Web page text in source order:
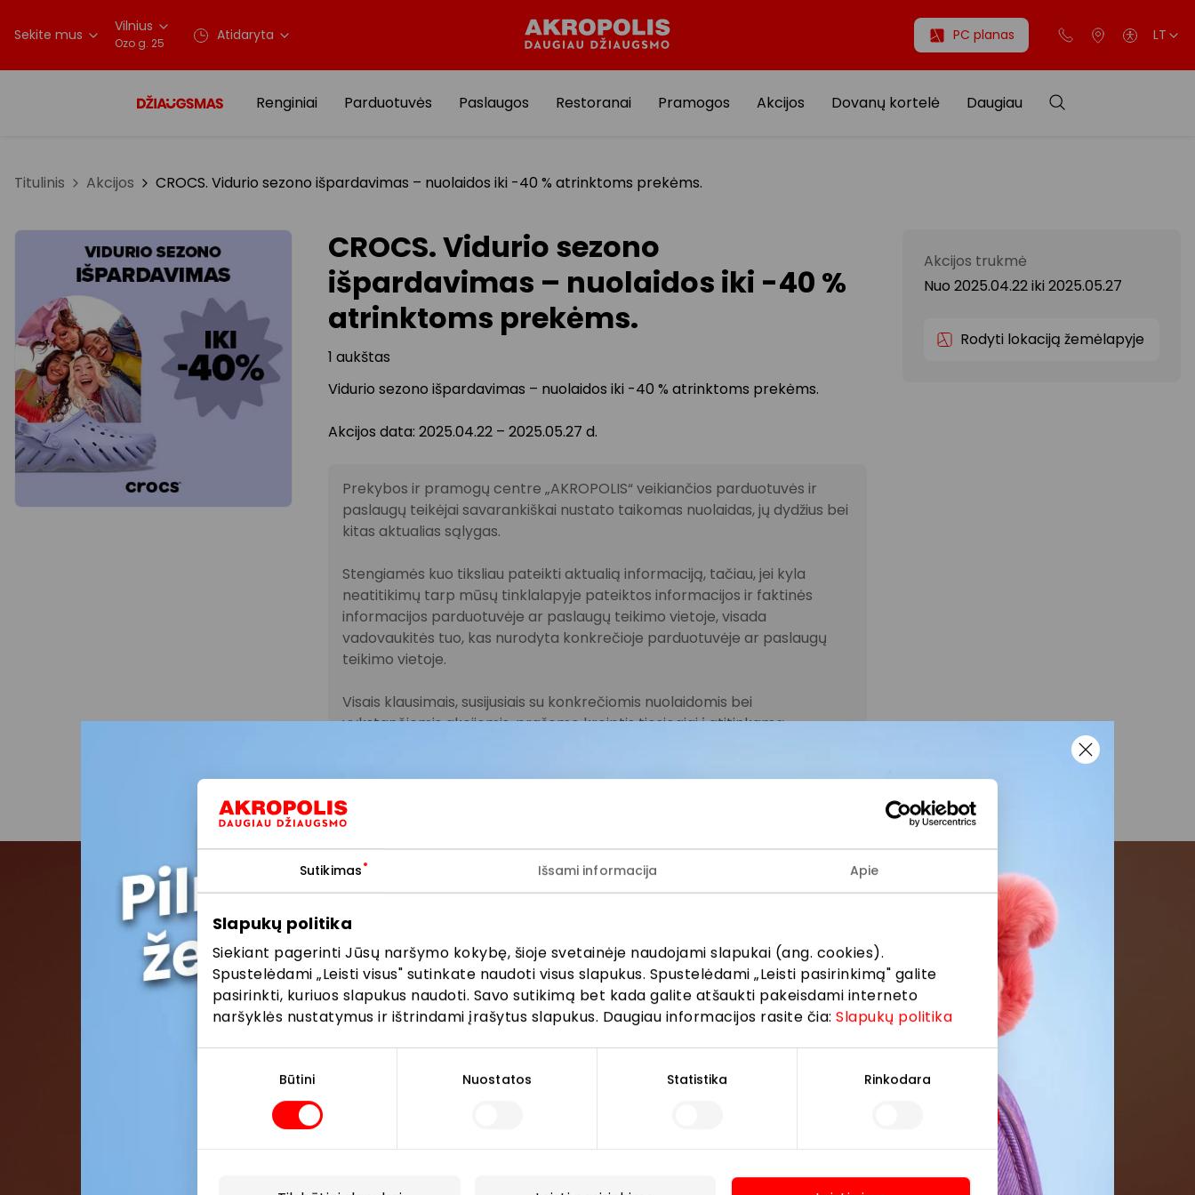
Sutikimas Išsami informacija Apie
Slapukų politika
Siekiant pagerinti Jūsų naršymo kokybę, šioje svetainėje naudojami slapukai (ang. cookies).
Spustelėdami „Leisti visus" sutinkate naudoti visus slapukus. Spustelėdami „Leisti pasirinkimą" galite
pasirinkti, kuriuos slapukus naudoti. Savo sutikimą bet kada galite atšaukti pakeisdami interneto
naršyklės nustatymus ir ištrindami įrašytus slapukus. Daugiau informacijos rasite čia:Slapukų politika
Būtini Nuostatos Statistika Rinkodara
Sekite mus Vilnius
Ozo g. 25 Atidaryta PC planas LT
Renginiai Parduotuvės Paslaugos Restoranai Pramogos Akcijos Dovanų kortelė Daugiau
Titulinis Akcijos CROCS. Vidurio sezono išpardavimas – nuolaidos iki -40 % atrinktoms prekėms.
CROCS. Vidurio sezono
išpardavimas – nuolaidos iki -40 %
atrinktoms prekėms.
1 aukštas
Vidurio sezono išpardavimas – nuolaidos iki -40 % atrinktoms prekėms.
Akcijos data: 2025.04.22 – 2025.05.27 d.
Prekybos ir pramogų centre „AKROPOLIS“ veikiančios parduotuvės ir
paslaugų teikėjai savarankiškai nustato taikomas nuolaidas, jų dydžius bei
kitas aktualias sąlygas.
Stengiamės kuo tiksliau pateikti aktualią informaciją, tačiau, jei kyla
neatitikimų tarp mūsų tinklalapyje pateiktos informacijos ir faktinės
informacijos parduotuvėje ar paslaugų teikimo vietoje, visada
vadovaukitės tuo, kas nurodyta konkrečioje parduotuvėje ar paslaugų
teikimo vietoje.
Visais klausimais, susijusiais su konkrečiomis nuolaidomis bei
vykstančiomis akcijomis, prašome kreiptis tiesiogiai į atitinkamą
Akcijos trukmė
Nuo 2025.04.22iki 2025.05.27
Rodyti lokaciją žemėlapyje
Prisijunkite prie mūsų bendruomenės
Pirmieji sužinokite apie geriausius pasiūlymus, renginius ir naujausią informaciją iš
AKROPOLIS prekybos centro.
Spustelėdamas „Prenumeruoti“ sutinki gauti PPC